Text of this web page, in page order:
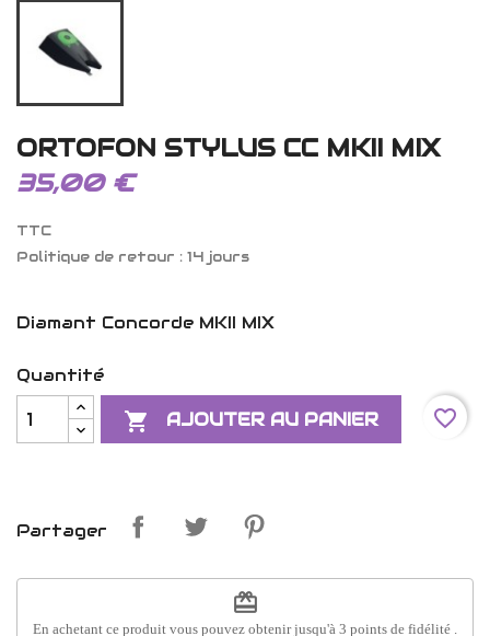
ORTOFON STYLUS CC MKII MIX
35,00 €
TTC
Politique de retour : 14 jours
Diamant Concorde MKII MIX
Quantité
 AJOUTER AU PANIER favorite_border
Partager
redeem
En achetant ce produit vous pouvez obtenir jusqu'à 3 points de fidélité